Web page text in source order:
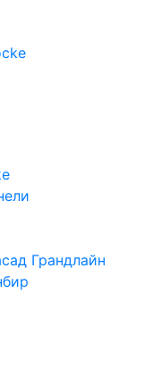
Грандлайн